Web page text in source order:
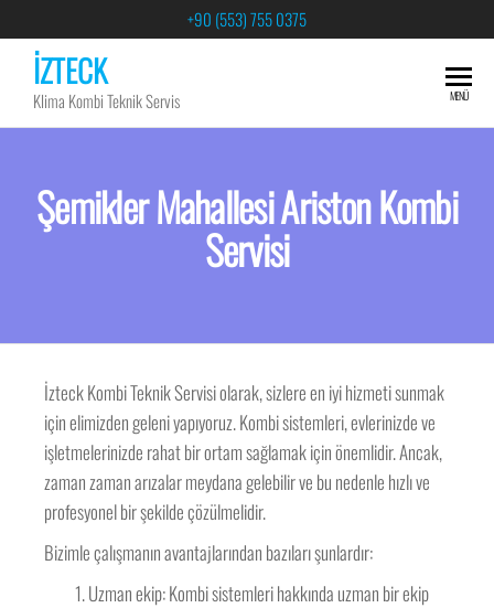
+90 (553) 755 0375
İZTECK
Klima Kombi Teknik Servis MENÜ
Şemikler Mahallesi Ariston Kombi
Servisi
İzteck Kombi Teknik Servisi olarak, sizlere en iyi hizmeti sunmak
için elimizden geleni yapıyoruz. Kombi sistemleri, evlerinizde ve
işletmelerinizde rahat bir ortam sağlamak için önemlidir. Ancak,
zaman zaman arızalar meydana gelebilir ve bu nedenle hızlı ve
profesyonel bir şekilde çözülmelidir.
Bizimle çalışmanın avantajlarından bazıları şunlardır:
Uzman ekip: Kombi sistemleri hakkında uzman bir ekip